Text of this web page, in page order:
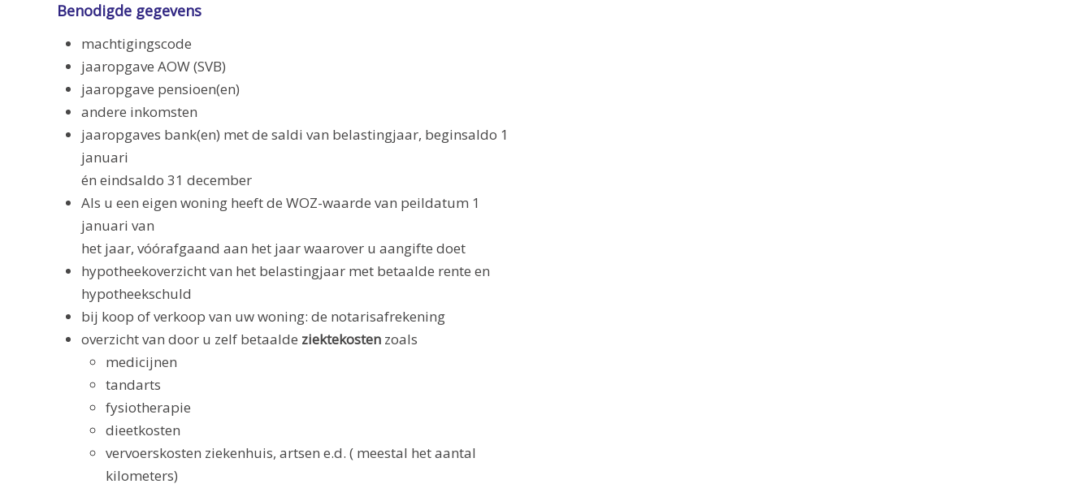
Benodigde gegevens
machtigingscode
jaaropgave AOW (SVB)
jaaropgave pensioen(en)
andere inkomsten
jaaropgaves bank(en) met de saldi van belastingjaar, beginsaldo 1
januari
én eindsaldo 31 december
Als u een eigen woning heeft de WOZ-waarde van peildatum 1
januari van
het jaar, vóórafgaand aan het jaar waarover u aangifte doet
hypotheekoverzicht van het belastingjaar met betaalde rente en
hypotheekschuld
bij koop of verkoop van uw woning: de notarisafrekening
overzicht van door u zelf betaalde ziektekosten zoals
medicijnen
tandarts
fysiotherapie
dieetkosten
vervoerskosten ziekenhuis, artsen e.d. ( meestal het aantal
kilometers)